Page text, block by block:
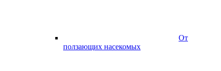
От
ползающих насекомых